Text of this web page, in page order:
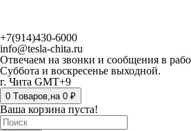
+7(914)430-6000
info@tesla-chita.ru
Отвечаем на звонки и сообщения в
Суббота и воскресенье выходной.
г. Чита GMT+9
0 Tоваров,на 0 ₽
Ваша корзина пуста!